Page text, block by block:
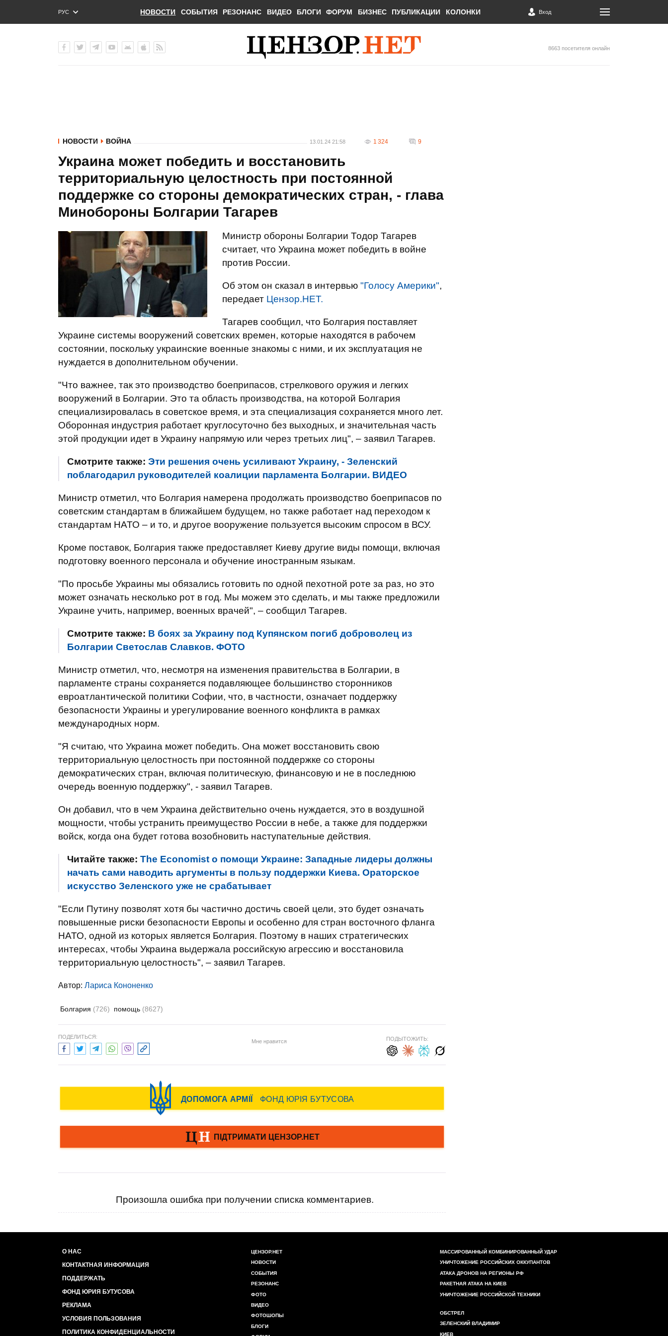
РУС
ENG
НОВОСТИ СОБЫТИЯ РЕЗОНАНС ВИДЕО БЛОГИ ФОРУМ БИЗНЕС ПУБЛИКАЦИИ КОЛОНКИ Вход
8663 посетителя онлайн
НОВОСТИ ВОЙНА 13.01.24 21:58 1 324 9
Украина может победить и восстановить
территориальную целостность при постоянной
поддержке со стороны демократических стран, - глава
Минобороны Болгарии Тагарев
Министр обороны Болгарии Тодор Тагарев
считает, что Украина может победить в войне
против России.
Об этом он сказал в интервью "Голосу Америки",
передает Цензор.НЕТ.
Тагарев сообщил, что Болгария поставляет
Украине системы вооружений советских времен, которые находятся в рабочем
состоянии, поскольку украинские военные знакомы с ними, и их эксплуатация не
нуждается в дополнительном обучении.
"Что важнее, так это производство боеприпасов, стрелкового оружия и легких
вооружений в Болгарии. Это та область производства, на которой Болгария
специализировалась в советское время, и эта специализация сохраняется много лет.
Оборонная индустрия работает круглосуточно без выходных, и значительная часть
этой продукции идет в Украину напрямую или через третьих лиц", – заявил Тагарев.
Смотрите также: Эти решения очень усиливают Украину, - Зеленский
поблагодарил руководителей коалиции парламента Болгарии. ВИДЕО
Министр отметил, что Болгария намерена продолжать производство боеприпасов по
советским стандартам в ближайшем будущем, но также работает над переходом к
стандартам НАТО – и то, и другое вооружение пользуется высоким спросом в ВСУ.
Кроме поставок, Болгария также предоставляет Киеву другие виды помощи, включая
подготовку военного персонала и обучение иностранным языкам.
"По просьбе Украины мы обязались готовить по одной пехотной роте за раз, но это
может означать несколько рот в год. Мы можем это сделать, и мы также предложили
Украине учить, например, военных врачей", – сообщил Тагарев.
Смотрите также: В боях за Украину под Купянском погиб доброволец из
Болгарии Светослав Славков. ФОТО
Министр отметил, что, несмотря на изменения правительства в Болгарии, в
парламенте страны сохраняется подавляющее большинство сторонников
евроатлантической политики Софии, что, в частности, означает поддержку
безопасности Украины и урегулирование военного конфликта в рамках
международных норм.
"Я считаю, что Украина может победить. Она может восстановить свою
территориальную целостность при постоянной поддержке со стороны
демократических стран, включая политическую, финансовую и не в последнюю
очередь военную поддержку", - заявил Тагарев.
Он добавил, что в чем Украина действительно очень нуждается, это в воздушной
мощности, чтобы устранить преимущество России в небе, а также для поддержки
войск, когда она будет готова возобновить наступательные действия.
Читайте также: The Economist о помощи Украине: Западные лидеры должны
начать сами наводить аргументы в пользу поддержки Киева. Ораторское
искусство Зеленского уже не срабатывает
"Если Путину позволят хотя бы частично достичь своей цели, это будет означать
повышенные риски безопасности Европы и особенно для стран восточного фланга
НАТО, одной из которых является Болгария. Поэтому в наших стратегических
интересах, чтобы Украина выдержала российскую агрессию и восстановила
территориальную целостность", – заявил Тагарев.
Автор: Лариса Кононенко
Болгария (726) помощь (8627)
ПОДЕЛИТЬСЯ:
Мне нравится ПОДЫТОЖИТЬ:
Произошла ошибка при получении списка комментариев.
О НАС
КОНТАКТНАЯ ИНФОРМАЦИЯ
ПОДДЕРЖАТЬ
ФОНД ЮРИЯ БУТУСОВА
РЕКЛАМА
УСЛОВИЯ ПОЛЬЗОВАНИЯ
ПОЛИТИКА КОНФИДЕНЦИАЛЬНОСТИ
ЦЕНЗОР.НЕТ
НОВОСТИ
СОБЫТИЯ
РЕЗОНАНС
ФОТО
ВИДЕО
ФОТОШОПЫ
БЛОГИ
МАССИРОВАННЫЙ КОМБИНИРОВАННЫЙ УДАР
УНИЧТОЖЕНИЕ РОССИЙСКИХ ОККУПАНТОВ
АТАКА ДРОНОВ НА РЕГИОНЫ РФ
РАКЕТНАЯ АТАКА НА КИЕВ
УНИЧТОЖЕНИЕ РОССИЙСКОЙ ТЕХНИКИ
ОБСТРЕЛ
ЗЕЛЕНСКИЙ ВЛАДИМИР
КИЕВ